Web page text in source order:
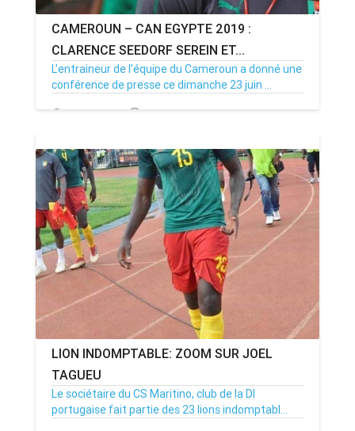
CAMEROUN – CAN EGYPTE 2019 :
CLARENCE SEEDORF SEREIN ET...
L’entraineur de l’équipe du Cameroun a donné une
conférence de presse ce dimanche 23 juin ...
24/06/19 Par MenouActu 0
LION INDOMPTABLE: ZOOM SUR JOEL
TAGUEU
Le sociétaire du CS Maritino, club de la DI
portugaise fait partie des 23 lions indomptabl...